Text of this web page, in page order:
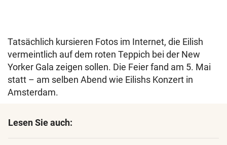
Tatsächlich kursieren Fotos im Internet, die Eilish
vermeintlich auf dem roten Teppich bei der New
Yorker Gala zeigen sollen. Die Feier fand am 5. Mai
statt – am selben Abend wie Eilishs Konzert in
Amsterdam.
Lesen Sie auch: